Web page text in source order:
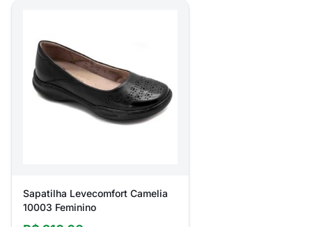
Sapatilha Levecomfort Camelia
10003 Feminino